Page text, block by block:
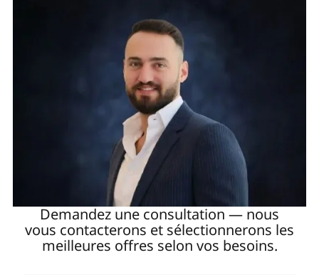
Demandez une consultation — nous
vous contacterons et sélectionnerons les
meilleures offres selon vos besoins.